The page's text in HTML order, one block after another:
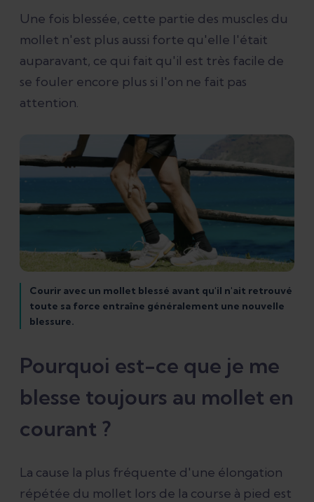
élongation du mollet ?
Comment traiter une élongation du
Obtenez votre plan de traitement
pour l'élongation du mollet
Les 7 étapes de la rééducation du
mollet chez le coureur à pied
Références
Une fois blessée, cette partie des muscles du
mollet n'est plus aussi forte qu'elle l'était
auparavant, ce qui fait qu'il est très facile de
se fouler encore plus si l'on ne fait pas
attention.
Courir avec un mollet blessé avant qu'il n'ait retrouvé
toute sa force entraîne généralement une nouvelle
blessure.
Pourquoi est-ce que je me
blesse toujours au mollet en
courant ?
La cause la plus fréquente d'une élongation
répétée du mollet lors de la course à pied est